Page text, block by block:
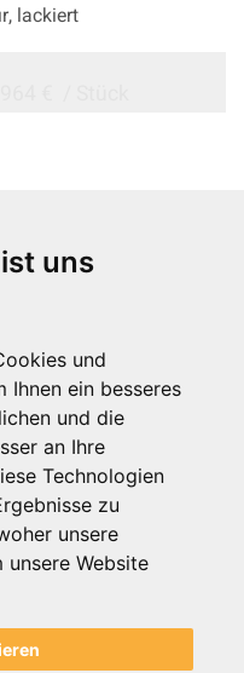
uns
und
Ihnen ein besseres
und die
an Ihre
Technologien
zu
unsere
unsere Website
lackiert
96
1